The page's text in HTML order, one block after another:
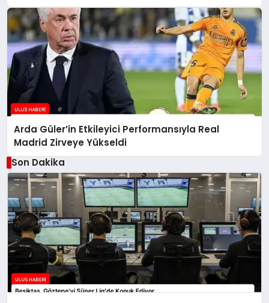
Arda Güler’in Etkileyici Performansıyla Real
Madrid Zirveye Yükseldi
Son Dakika